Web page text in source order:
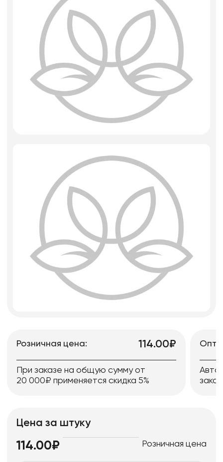
Искусственные цветы и растения
Декоративные вазы, кашпо
Игрушки мягкие
Розничная цена: 114.00₽
При заказе на общую сумму от
20 000₽ применяется скидка 5%
Цена за штуку
114.00₽ Розничная цена